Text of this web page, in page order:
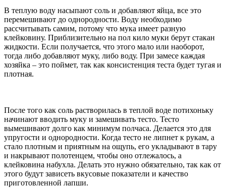
В теплую воду насыпают соль и добавляют яйца, все это
перемешивают до однородности. Воду необходимо
рассчитывать самим, потому что мука имеет разную
клейковину. Приблизительно на пол кило муки берут стакан
жидкости. Если получается, что этого мало или наоборот,
тогда либо добавляют муку, либо воду. При замесе каждая
хозяйка – это поймет, так как консистенция теста будет тугая и
плотная.
После того как соль растворилась в теплой воде потихоньку
начинают вводить муку и замешивать тесто. Тесто
вымешивают долго как минимум полчаса. Делается это для
упругости и однородности. Когда тесто не липнет к рукам, а
стало плотным и приятным на ощупь, его укладывают в тару
и накрывают полотенцем, чтобы оно отлежалось, а
клейковина набухла. Делать это нужно обязательно, так как от
этого будут зависеть вкусовые показатели и качество
приготовленной лапши.